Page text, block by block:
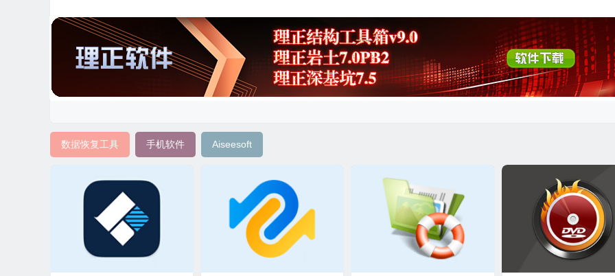
数据恢复工具 手机软件 Aiseesoft